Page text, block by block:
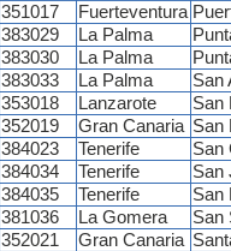
351017 Fuerteventura
383029 La Palma
383030 La Palma
383033 La Palma
San
353018 Lanzarote
San
352019 Gran Canaria San
384023 Tenerife
San
384034 Tenerife
San
384035 Tenerife
San
381036 La Gomera
San
352021 Gran Canaria